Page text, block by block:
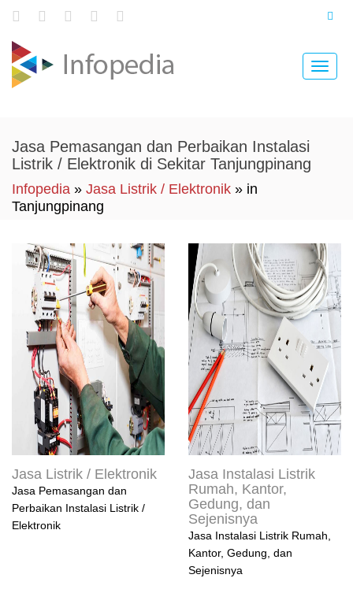
Toggle
Jasa Pemasangan dan Perbaikan Instalasi
Listrik / Elektronik di Sekitar Tanjungpinang
Infopedia » Jasa Listrik / Elektronik » in
Tanjungpinang
Jasa Listrik / Elektronik
Jasa Pemasangan dan
Perbaikan Instalasi Listrik /
Elektronik
Jasa Instalasi Listrik
Rumah, Kantor,
Gedung, dan
Sejenisnya
Jasa Instalasi Listrik Rumah,
Kantor, Gedung, dan
Sejenisnya